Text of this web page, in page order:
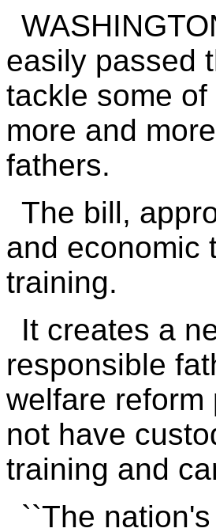
easily passed
tackle some
more and
fathers.
The bill,
and economic
training.
It creates a
responsible
welfare reform
not have
training and
``The